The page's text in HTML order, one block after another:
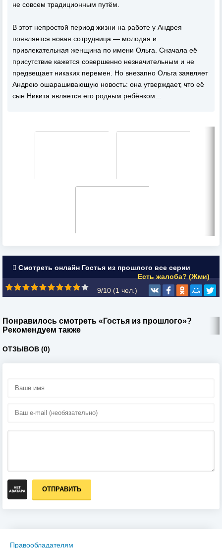
не совсем традиционным путём.
В этот непростой период жизни на работе у Андрея
появляется новая сотрудница — молодая и
привлекательная женщина по имени Ольга. Сначала её
присутствие кажется совершенно незначительным и не
предвещает никаких перемен. Но внезапно Ольга заявляет
Андрею ошарашивающую новость: она утверждает, что её
сын Никита является его родным ребёнком...
Смотреть онлайн Гостья из прошлого все серии
Есть жалоба? (Жми)
9/10 (1 чел.)
Понравилось смотреть «Гостья из прошлого»?
Рекомендуем также
ОТЗЫВОВ (0)
ОТПРАВИТЬ
Правообладателям